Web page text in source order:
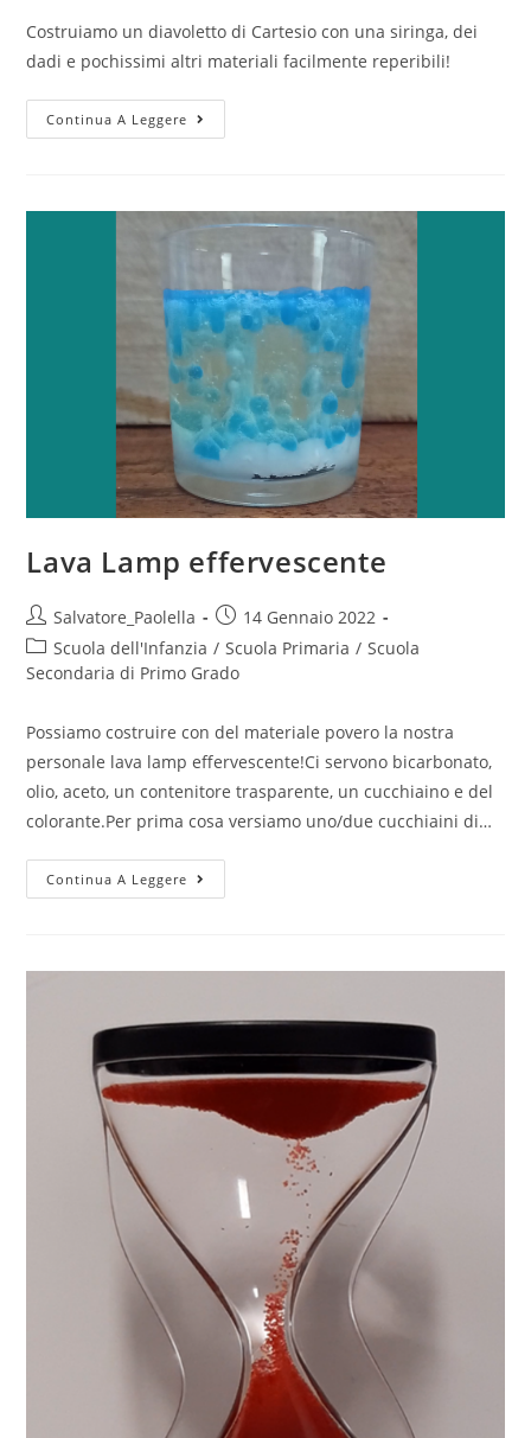
Costruiamo un diavoletto di Cartesio con una siringa, dei
dadi e pochissimi altri materiali facilmente reperibili!
Continua A Leggere
di
PCTO)
Lava Lamp effervescente
Post
author:
Salvatore_Paolella
Post
published:
14 Gennaio 2022
Post
category:
Scuola dell'Infanzia / Scuola Primaria / Scuola
Secondaria di Primo Grado
Possiamo costruire con del materiale povero la nostra
personale lava lamp effervescente!Ci servono bicarbonato,
olio, aceto, un contenitore trasparente, un cucchiaino e del
colorante.Per prima cosa versiamo uno/due cucchiaini di…
Continua A Leggere
Lamp